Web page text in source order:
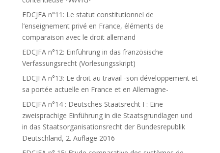
EDCJFA n°11: Le statut constitutionnel de
l’enseignement privé en France, éléments de
comparaison avec le droit allemand
EDCJFA n°12: Einführung in das französische
Verfassungsrecht (Vorlesungsskript)
EDCJFA n°13: Le droit au travail -son développement et
sa portée actuelle en France et en Allemagne-
EDCJFA n°14 : Deutsches Staatsrecht I : Eine
zweisprachige Einführung in die Staatsgrundlagen und
in das Staatsorganisationsrecht der Bundesrepublik
Deutschland, 2. Auflage 2016